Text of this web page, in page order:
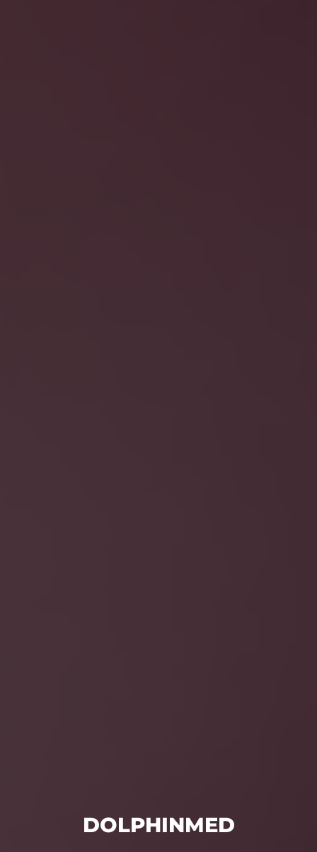
DOLPHINMED